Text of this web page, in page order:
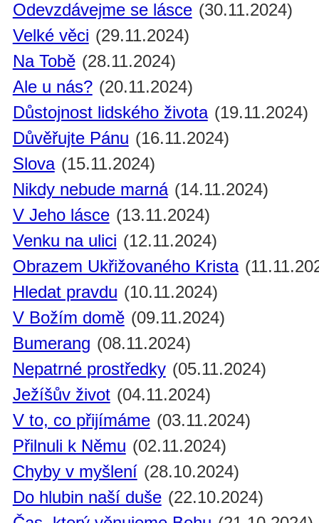
Odevzdávejme se lásce (30.11.2024)
Velké věci (29.11.2024)
Na Tobě (28.11.2024)
Ale u nás? (20.11.2024)
Důstojnost lidského života (19.11.2024)
Důvěřujte Pánu (16.11.2024)
Slova (15.11.2024)
Nikdy nebude marná (14.11.2024)
V Jeho lásce (13.11.2024)
Venku na ulici (12.11.2024)
Obrazem Ukřižovaného Krista
Hledat pravdu (10.11.2024)
V Božím domě (09.11.2024)
Bumerang (08.11.2024)
Nepatrné prostředky (05.11.2024)
Ježíšův život (04.11.2024)
V to, co přijímáme (03.11.2024)
Přilnuli k Němu (02.11.2024)
Chyby v myšlení (28.10.2024)
Do hlubin naší duše (22.10.2024)